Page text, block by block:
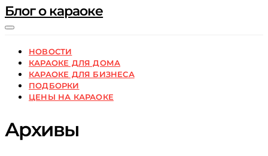
Блог о караоке
НОВОСТИ
КАРАОКЕ ДЛЯ ДОМА
КАРАОКЕ ДЛЯ БИЗНЕСА
ПОДБОРКИ
ЦЕНЫ НА КАРАОКЕ
Архивы